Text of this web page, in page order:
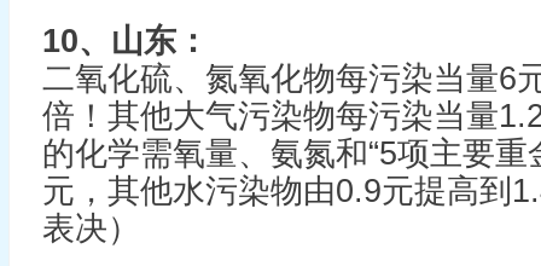
10、山东：
二氧化硫、氮氧化物每污染当量6
倍！其他大气污染物每污染当量
的化学需氧量、氨氮和“5项主要重
元，其他水污染物由0.9元提高到
表决）